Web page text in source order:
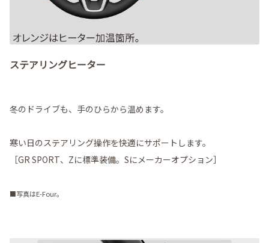
ステアリングヒーター
冬のドライブも、手のひらから温めます。
寒い日のステアリング操作を快適にサポートします。
［GR SPORT、Zに標準装備。Sにメーカーオプション］
■写真はE-Four。